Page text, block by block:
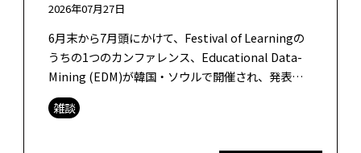
2026年07月27日
6月末から7月頭にかけて、Festival of Learningの
うちの1つのカンファレンス、Educational Data-
Mining (EDM)が韓国・ソウルで開催され、発表し
てきました。本当に久しぶりの韓国。 […]
雑談